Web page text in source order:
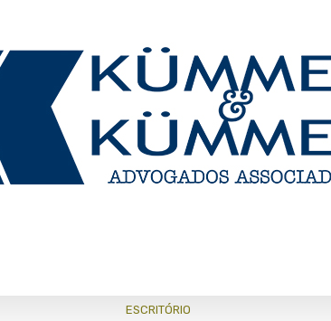
ESCRITÓRIO